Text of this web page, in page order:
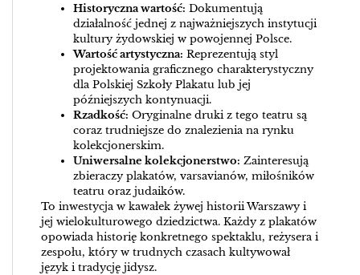
Historyczna wartość: Dokumentują
działalność jednej z najważniejszych instytucji
kultury żydowskiej w powojennej Polsce.
Wartość artystyczna: Reprezentują styl
projektowania graficznego charakterystyczny
dla Polskiej Szkoły Plakatu lub jej
późniejszych kontynuacji.
Rzadkość: Oryginalne druki z tego teatru są
coraz trudniejsze do znalezienia na rynku
kolekcjonerskim.
Uniwersalne kolekcjonerstwo: Zainteresują
zbieraczy plakatów, varsavianów, miłośników
teatru oraz judaików.
To inwestycja w kawałek żywej historii Warszawy i
jej wielokulturowego dziedzictwa. Każdy z plakatów
opowiada historię konkretnego spektaklu, reżysera i
zespołu, który w trudnych czasach kultywował
język i tradycję jidysz.